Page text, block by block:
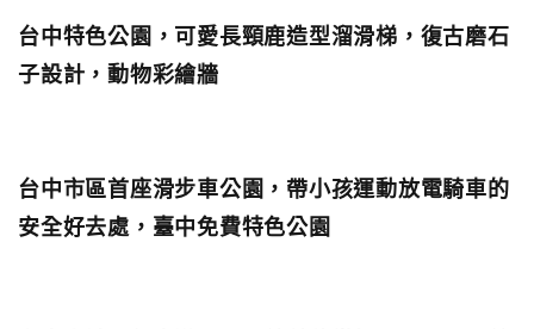
台中特色公園，可愛長頸鹿造型溜滑梯，復古磨石
子設計，動物彩繪牆
台中市區首座滑步車公園，帶小孩運動放電騎車的
安全好去處，臺中免費特色公園